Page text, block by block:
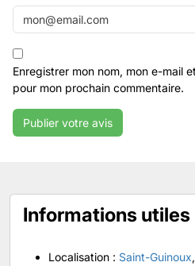
Enregistrer mon nom, mon e-mail
pour mon prochain commentaire.
Informations utiles
Localisation : Saint-Guinoux,